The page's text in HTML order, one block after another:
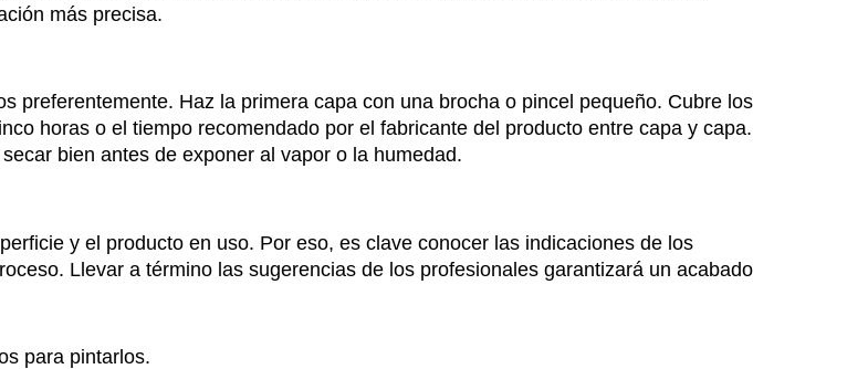
más precisa.
preferentemente. Haz la primera capa con una brocha o pincel pequeño. Cubre los
horas o el tiempo recomendado por el fabricante del producto entre capa y capa.
bien antes de exponer al vapor o la humedad.
y el producto en uso. Por eso, es clave conocer las indicaciones de los
Llevar a término las sugerencias de los profesionales garantizará un acabado
para pintarlos.